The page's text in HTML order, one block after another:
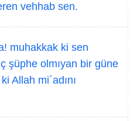
vehhab sen.
muhakkak ki sen
şüphe olmıyan bir güne
Allah mi´adını